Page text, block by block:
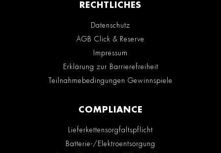
RECHTLICHES
Datenschutz
AGB Click & Reserve
Impressum
Erklärung zur Barrierefreiheit
Teilnahmebedingungen Gewinnspiele
COMPLIANCE
Lieferkettensorgfaltspflicht
Batterie-/Elektroentsorgung